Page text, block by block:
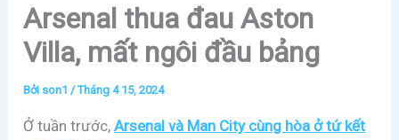
Arsenal thua đau Aston
Villa, mất ngôi đầu bảng
Bởi son1 /Tháng 4 15, 2024
Ở tuần trước,Arsenal và Man City cùng hòa ở tứ kết